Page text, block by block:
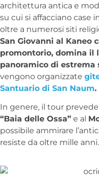
architettura antica e
su cui si affacciano case
oltre a numerosi siti
San Giovanni al Kaneo
promontorio, domina il
panoramico di estrema
vengono organizzate
Santuario di San Naum.
In genere, il tour
“Baia delle Ossa” e al
possibile ammirare
resiste da oltre mille anni.